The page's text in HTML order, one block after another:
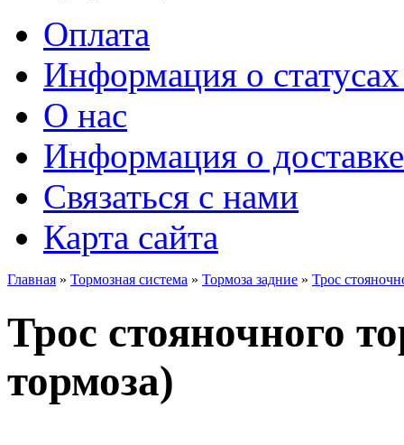
Оплата
Информация о статусах
О нас
Информация о доставке
Связаться с нами
Карта сайта
Главная » Тормозная система » Тормоза задние » Трос
Трос стояночного
тормоза)